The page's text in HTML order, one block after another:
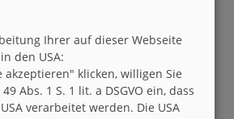
Ihrer auf dieser Webseite
den USA:
akzeptieren" klicken, willigen Sie
Abs. 1 S. 1 lit. a DSGVO ein, dass
verarbeitet werden. Die USA